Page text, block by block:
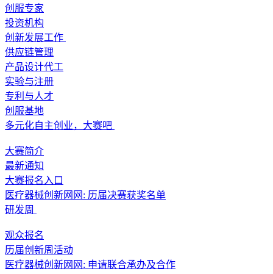
创服专家
投资机构
创新发展工作
供应链管理
产品设计代工
实验与注册
专利与人才
创服基地
多元化自主创业，大赛吧
大赛简介
最新通知
大赛报名入口
医疗器械创新网网: 历届决赛获奖名单
研发周
观众报名
历届创新周活动
医疗器械创新网网: 申请联合承办及合作